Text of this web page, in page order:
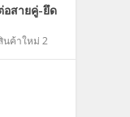
อสายคู่-ยึด
นค้าใหม่ 2